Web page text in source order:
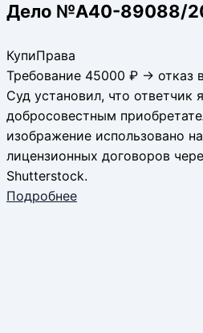
Дело №А40-89088/
КупиПрава
Требование 45000 ₽ → отказ
Суд установил, что ответчик
добросовестным
изображение использовано
лицензионных договоров
Shutterstock.
Подробнее